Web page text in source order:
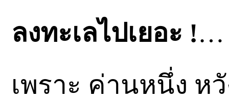
ลงทะเลไปเยอะ !…
เพราะ ค่านหนึ่ง ห